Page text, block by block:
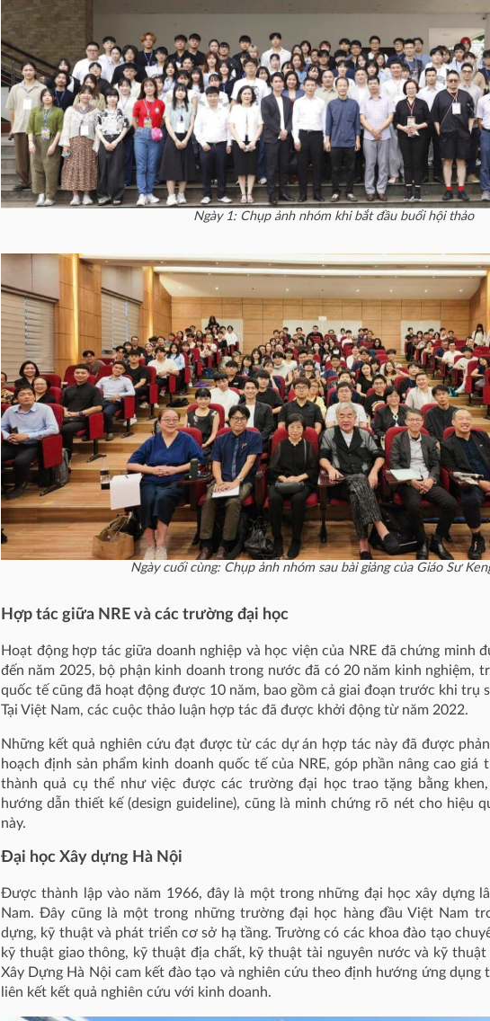
Ngày 1: Chụp ảnh nhóm khi bắt đầu buổi hội thảo
Ngày cuối cùng: Chụp ảnh nhóm sau bài giảng của Giáo Sư
Hợp tác giữa NRE và các trường đại học
Hoạt động hợp tác giữa doanh nghiệp và học viện của NRE đã chứng minh
đến năm 2025, bộ phận kinh doanh trong nước đã có 20 năm kinh nghiệm,
quốc tế cũng đã hoạt động được 10 năm, bao gồm cả giai đoạn trước khi trụ
Tại Việt Nam, các cuộc thảo luận hợp tác đã được khởi động từ năm 2022.
Những kết quả nghiên cứu đạt được từ các dự án hợp tác này đã được
hoạch định sản phẩm kinh doanh quốc tế của NRE, góp phần nâng cao
thành quả cụ thể như việc được các trường đại học trao tặng bằng
hướng dẫn thiết kế (design guideline), cũng là minh chứng rõ nét cho hiệu
này.
Đại học Xây dựng Hà Nội
Được thành lập vào năm 1966, đây là một trong những đại học xây dựng
Nam. Đây cũng là một trong những trường đại học hàng đầu Việt Nam
dựng, kỹ thuật và phát triển cơ sở hạ tầng. Trường có các khoa đào tạo
kỹ thuật giao thông, kỹ thuật địa chất, kỹ thuật tài nguyên nước và kỹ
Xây Dựng Hà Nội cam kết đào tạo và nghiên cứu theo định hướng ứng dụng
liên kết kết quả nghiên cứu với kinh doanh.